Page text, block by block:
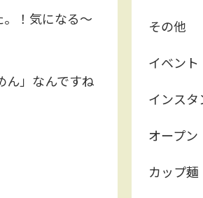
！気になる～
ん」なんですね
その他
イベント
インスタ
オープン
カップ麺